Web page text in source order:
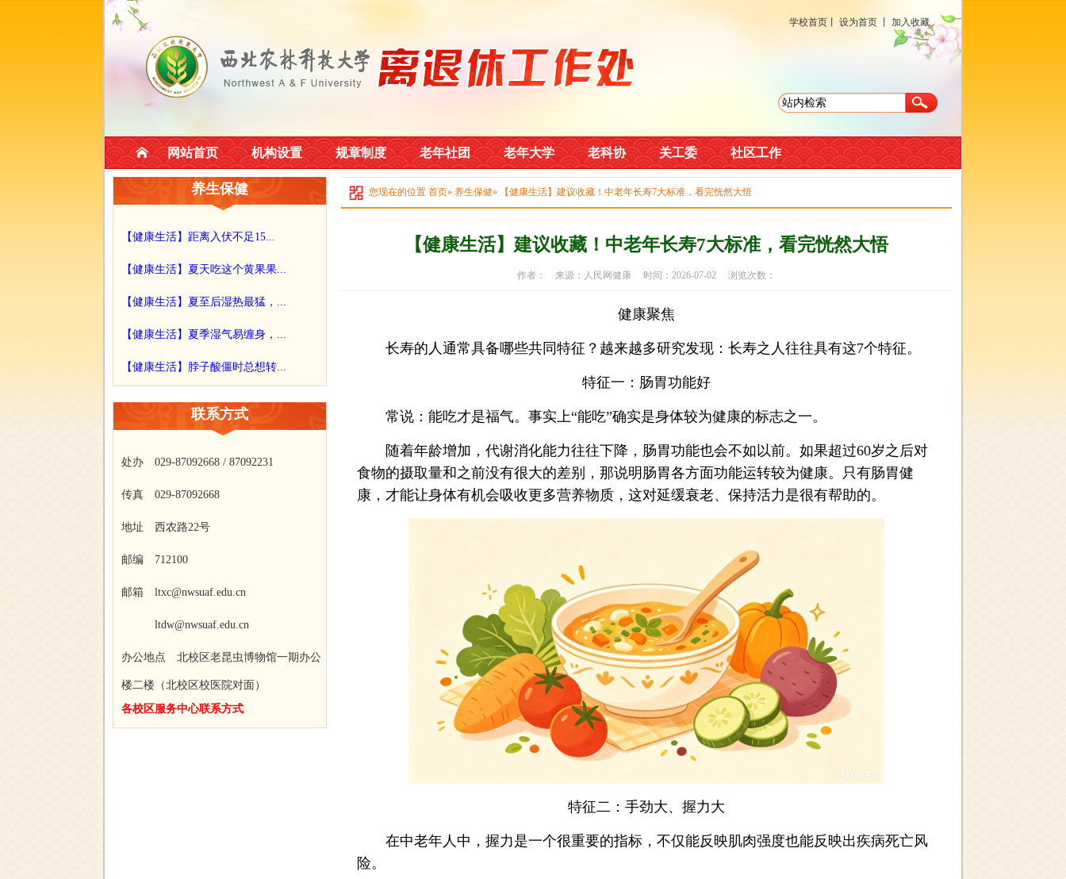
学校首页 设为首页 加入收藏
网站首页 机构设置 规章制度 老年社团 老年大学 老科协 关工委 社区工作
养生保健
【健康生活】距离入伏不足15...
【健康生活】夏天吃这个黄果果...
【健康生活】夏至后湿热最猛，...
【健康生活】夏季湿气易缠身，...
【健康生活】脖子酸僵时总想转...
联系方式
处办 029-87092668 / 87092231
传真 029-87092668
地址 西农路22号
邮编 712100
邮箱 ltxc@nwsuaf.edu.cn
ltdw@nwsuaf.edu.cn
办公地点 北校区老昆虫博物馆一期办公
楼二楼（北校区校医院对面）
各校区服务中心联系方式
您现在的位置 首页» 养生保健» 【健康生活】建议收藏！中老年长寿7大标准，看完恍然大悟
【健康生活】建议收藏！中老年长寿7大标准，看完恍然大悟
作者： 来源：人民网健康 时间：2026-07-02 浏览次数：
健康聚焦
长寿的人通常具备哪些共同特征？越来越多研究发现：长寿之人往往具有这7个特征。
特征一：肠胃功能好
常说：能吃才是福气。事实上“能吃”确实是身体较为健康的标志之一。
随着年龄增加，代谢消化能力往往下降，肠胃功能也会不如以前。如果超过60岁之后对
食物的摄取量和之前没有很大的差别，那说明肠胃各方面功能运转较为健康。只有肠胃健
康，才能让身体有机会吸收更多营养物质，这对延缓衰老、保持活力是很有帮助的。
特征二：手劲大、握力大
在中老年人中，握力是一个很重要的指标，不仅能反映肌肉强度也能反映出疾病死亡风
险。